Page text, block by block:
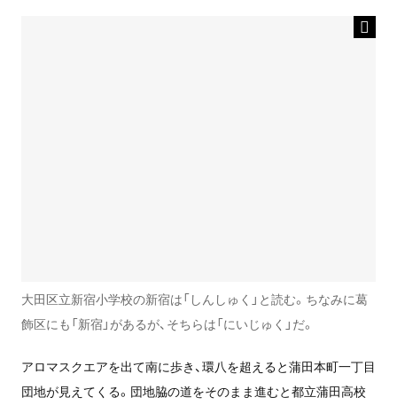
大田区立新宿小学校の新宿は「しんしゅく」と読む。ちなみに葛
飾区にも「新宿」があるが、そちらは「にいじゅく」だ。
アロマスクエアを出て南に歩き、環八を超えると蒲田本町一丁目
団地が見えてくる。団地脇の道をそのまま進むと都立蒲田高校